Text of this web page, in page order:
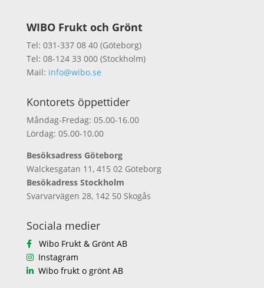
WIBO Frukt och Grönt
Tel: 031-337 08 40 (Göteborg)
Tel: 08-124 33 000 (Stockholm)
Mail: info@wibo.se
Kontorets öppettider
Måndag-Fredag: 05.00-16.00
Lördag: 05.00-10.00
Besöksadress Göteborg
Walckesgatan 11, 415 02 Göteborg
Besökadress Stockholm
Svarvarvägen 28, 142 50 Skogås
Sociala medier
Wibo Frukt & Grönt AB
Instagram
Wibo frukt o grönt AB